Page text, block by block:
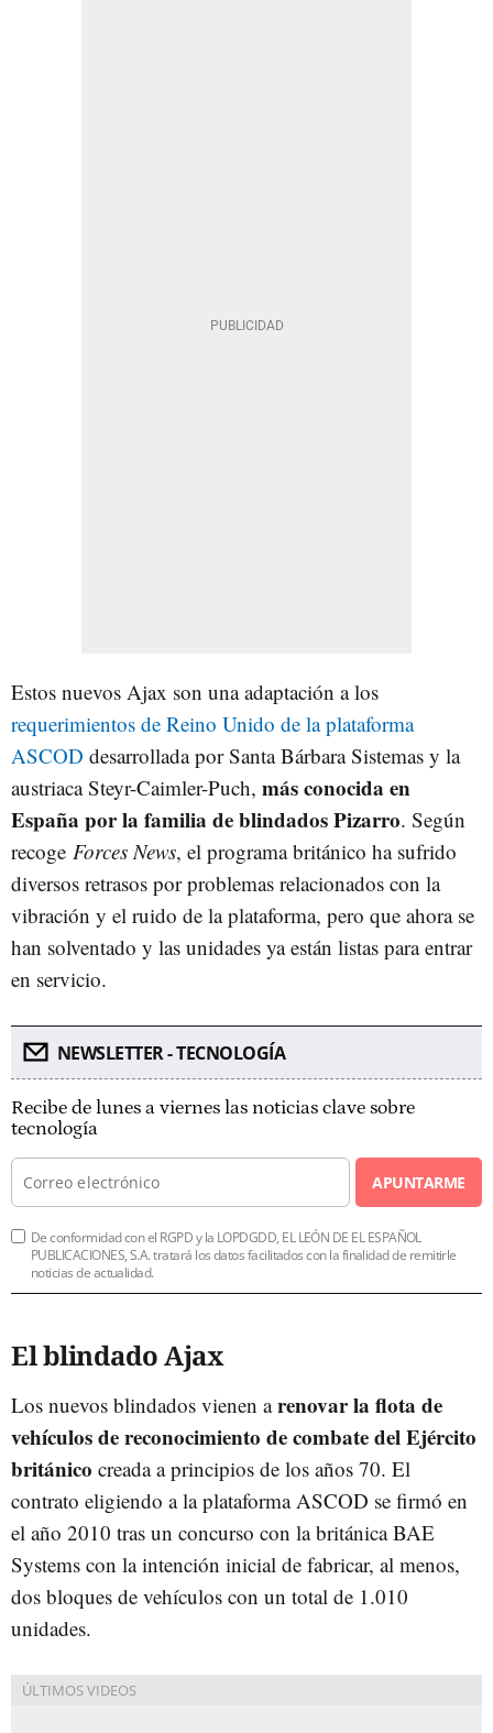
Estos nuevos Ajax son una adaptación a los
requerimientos de Reino Unido de la plataforma
ASCOD desarrollada por Santa Bárbara Sistemas y la
austriaca Steyr-Caimler-Puch, más conocida en
España por la familia de blindados Pizarro. Según
recoge Forces News, el programa británico ha sufrido
diversos retrasos por problemas relacionados con la
vibración y el ruido de la plataforma, pero que ahora se
han solventado y las unidades ya están listas para entrar
en servicio.
NEWSLETTER - TECNOLOGÍA
Recibe de lunes a viernes las noticias clave sobre
tecnología
APUNTARME
De conformidad con el RGPD y la LOPDGDD, EL LEÓN DE EL ESPAÑOL
PUBLICACIONES, S.A. tratará los datos facilitados con la finalidad de remitirle
noticias de actualidad.
El blindado Ajax
Los nuevos blindados vienen arenovar la flota de
vehículos de reconocimiento de combate del Ejército
británico creada a principios de los años 70. El
contrato eligiendo a la plataforma ASCOD se firmó en
el año 2010 tras un concurso con la británica BAE
Systems con la intención inicial de fabricar, al menos,
dos bloques de vehículos con un total de 1.010
unidades.